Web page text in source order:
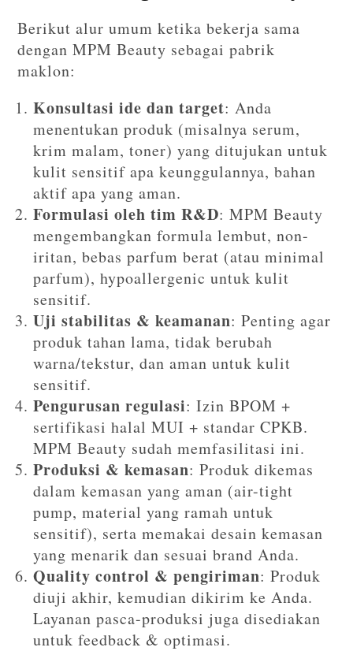
Berikut alur umum ketika bekerja sama
dengan MPM Beauty sebagai pabrik
maklon:
Konsultasi ide dan target: Anda
menentukan produk (misalnya serum,
krim malam, toner) yang ditujukan untuk
kulit sensitif apa keunggulannya, bahan
aktif apa yang aman.
Formulasi oleh tim R&D: MPM Beauty
mengembangkan formula lembut, non-
iritan, bebas parfum berat (atau minimal
parfum), hypoallergenic untuk kulit
sensitif.
Uji stabilitas & keamanan: Penting agar
produk tahan lama, tidak berubah
warna/tekstur, dan aman untuk kulit
sensitif.
Pengurusan regulasi: Izin BPOM +
sertifikasi halal MUI + standar CPKB.
MPM Beauty sudah memfasilitasi ini.
Produksi & kemasan: Produk dikemas
dalam kemasan yang aman (air-tight
pump, material yang ramah untuk
sensitif), serta memakai desain kemasan
yang menarik dan sesuai brand Anda.
Quality control & pengiriman: Produk
diuji akhir, kemudian dikirim ke Anda.
Layanan pasca-produksi juga disediakan
untuk feedback & optimasi.